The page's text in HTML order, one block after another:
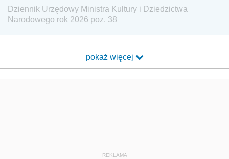
Dziennik Urzędowy Ministra Kultury i Dziedzictwa
Narodowego rok 2026 poz. 38
pokaż więcej
REKLAMA